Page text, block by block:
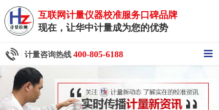
互联网计量仪器校准服务口碑品牌
现在，让华中计量成为您的优势
计量咨询热线 400-805-6188